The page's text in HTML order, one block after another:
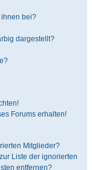
ihnen bei?
dargestellt?
Forums erhalten!
Mitglieder?
Liste der ignorierten
entfernen?